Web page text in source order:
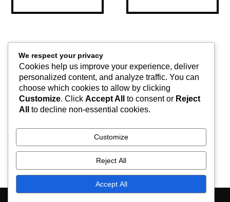
FUITE DE TOITURE : LES
ACTIONS À
We respect your privacy
Cookies help us improve your experience, deliver
personalized content, and analyze traffic. You can
choose which cookies to allow by clicking
Customize. Click Accept All to consent or Reject
All
to decline non-essential cookies.
Customize
Reject All
Accept All